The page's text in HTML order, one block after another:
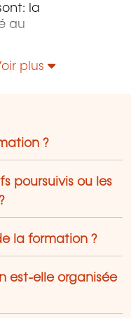
la
au
plus
?
poursuivis ou les
la formation ?
est-elle organisée